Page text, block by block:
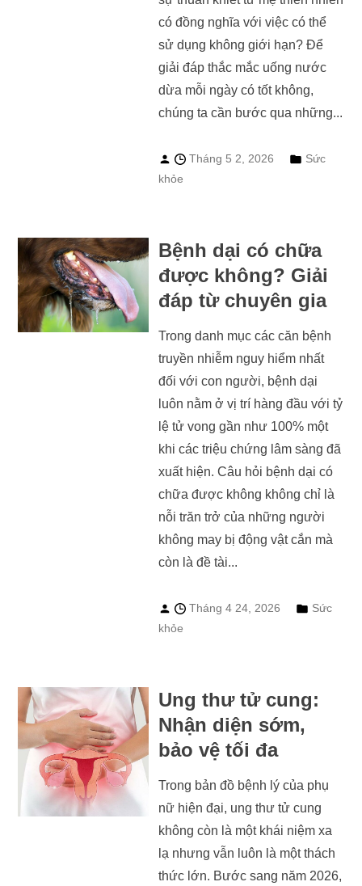
có đồng nghĩa với việc có thể
sử dụng không giới hạn? Để
giải đáp thắc mắc uống nước
dừa mỗi ngày có tốt không,
chúng ta cần bước qua những...
Tháng 5 2, 2026
Sức
khỏe
Bệnh dại có chữa
được không? Giải
đáp từ chuyên gia
Trong danh mục các căn bệnh
truyền nhiễm nguy hiểm nhất
đối với con người, bệnh dại
luôn nằm ở vị trí hàng đầu với tỷ
lệ tử vong gần như 100% một
khi các triệu chứng lâm sàng đã
xuất hiện. Câu hỏi bệnh dại có
chữa được không không chỉ là
nỗi trăn trở của những người
không may bị động vật cắn mà
còn là đề tài...
Tháng 4 24, 2026
Sức
khỏe
Ung thư tử cung:
Nhận diện sớm,
bảo vệ tối đa
Trong bản đồ bệnh lý của phụ
nữ hiện đại, ung thư tử cung
không còn là một khái niệm xa
lạ nhưng vẫn luôn là một thách
thức lớn. Bước sang năm 2026,